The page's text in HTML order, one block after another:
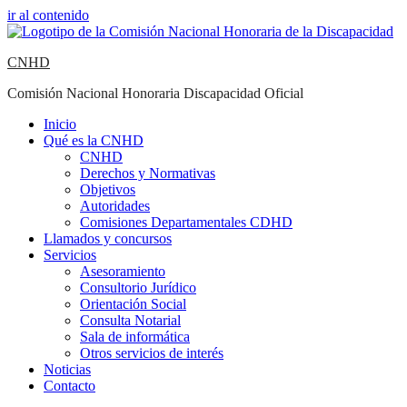
ir al contenido
CNHD
Comisión Nacional Honoraria Discapacidad Oficial
Inicio
Qué es la CNHD
CNHD
Derechos y Normativas
Objetivos
Autoridades
Comisiones Departamentales CDHD
Llamados y concursos
Servicios
Asesoramiento
Consultorio Jurídico
Orientación Social
Consulta Notarial
Sala de informática
Otros servicios de interés
Noticias
Contacto